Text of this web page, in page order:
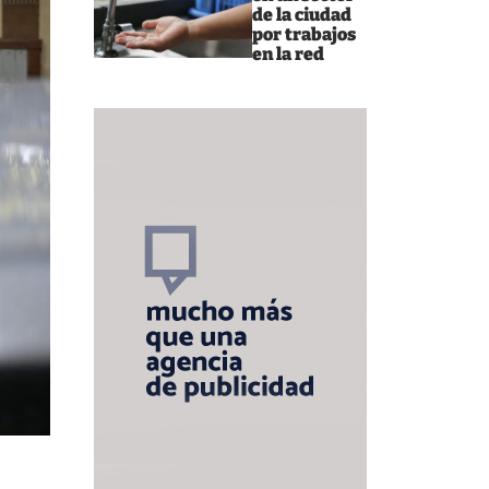
de la ciudad
por trabajos
en la red